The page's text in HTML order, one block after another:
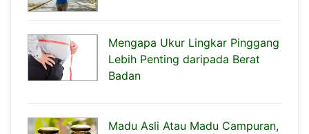
Mengapa Ukur Lingkar Pinggang
Lebih Penting daripada Berat
Badan
Madu Asli Atau Madu Campuran,